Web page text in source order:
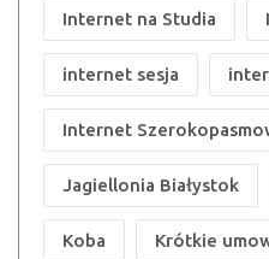
Internet na Studia
internet sesja
Internet
Jagiellonia Białystok
Koba Krótkie